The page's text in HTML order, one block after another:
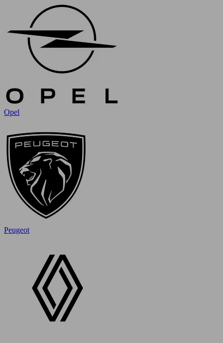
Opel
Peugeot